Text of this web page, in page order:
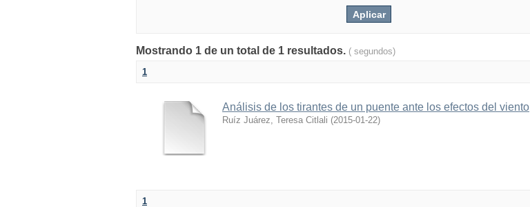
Mostrando 1 de un total de 1 resultados. ( segundos)
1
Análisis de los tirantes de un puente ante los efectos del viento
Ruíz Juárez, Teresa Citlali (2015-01-22)
1